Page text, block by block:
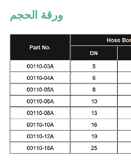
ورقة الحجم